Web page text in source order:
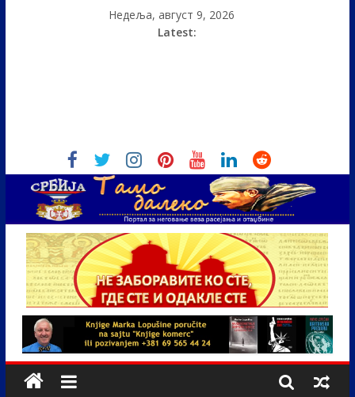
Недеља, август 9, 2026
Latest: